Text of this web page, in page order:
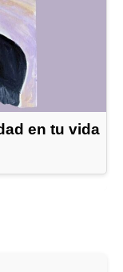
en tu vida